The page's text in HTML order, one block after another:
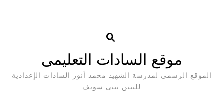
موقع السادات التعليمى
الموقع الرسمى لمدرسة الشهيد محمد أنور السادات الإعدادية
للبنين ببنى سويف